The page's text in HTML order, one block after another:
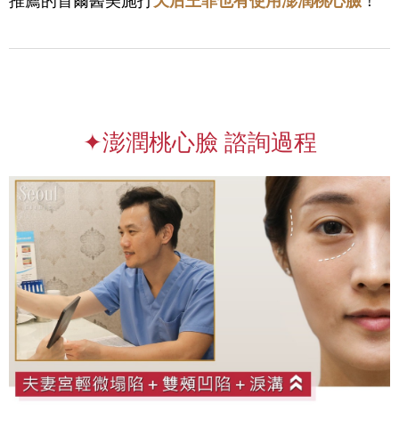
✦澎潤桃心臉 諮詢過程